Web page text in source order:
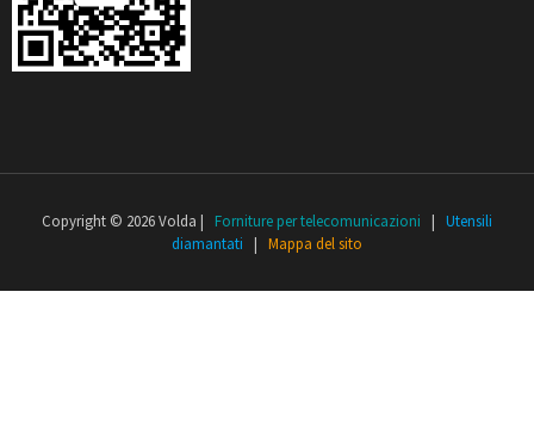
Copyright © 2026 Volda | Forniture per telecomunicazioni | Utensili
diamantati | Mappa del sito